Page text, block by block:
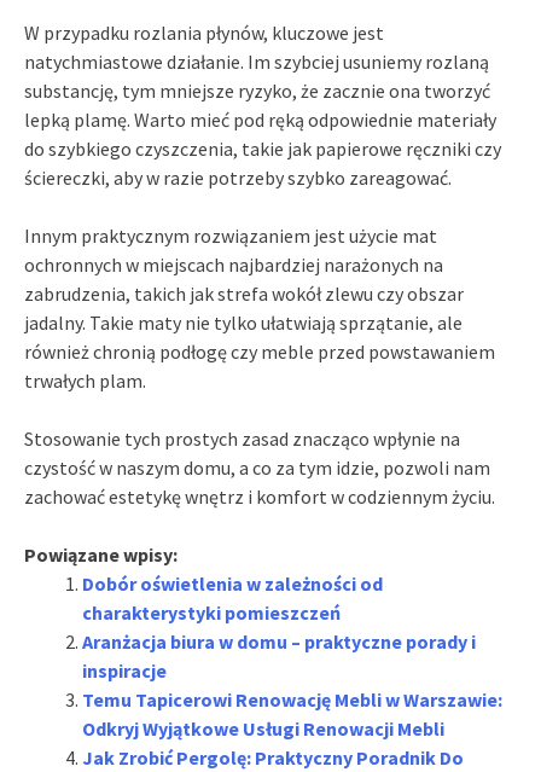
W przypadku rozlania płynów, kluczowe jest
natychmiastowe działanie. Im szybciej usuniemy rozlaną
substancję, tym mniejsze ryzyko, że zacznie ona tworzyć
lepką plamę. Warto mieć pod ręką odpowiednie materiały
do szybkiego czyszczenia, takie jak papierowe ręczniki czy
ściereczki, aby w razie potrzeby szybko zareagować.
Innym praktycznym rozwiązaniem jest użycie mat
ochronnych w miejscach najbardziej narażonych na
zabrudzenia, takich jak strefa wokół zlewu czy obszar
jadalny. Takie maty nie tylko ułatwiają sprzątanie, ale
również chronią podłogę czy meble przed powstawaniem
trwałych plam.
Stosowanie tych prostych zasad znacząco wpłynie na
czystość w naszym domu, a co za tym idzie, pozwoli nam
zachować estetykę wnętrz i komfort w codziennym życiu.
Powiązane wpisy:
Dobór oświetlenia w zależności od
charakterystyki pomieszczeń
Aranżacja biura w domu – praktyczne porady i
inspiracje
Temu Tapicerowi Renowację Mebli w Warszawie:
Odkryj Wyjątkowe Usługi Renowacji Mebli
Jak Zrobić Pergolę: Praktyczny Poradnik Do